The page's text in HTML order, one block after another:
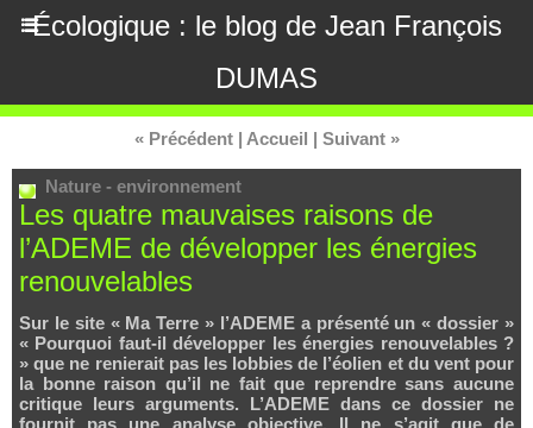
Écologique : le blog de Jean François
DUMAS
« Précédent | Accueil | Suivant »
Nature - environnement
Les quatre mauvaises raisons de
l’ADEME de développer les énergies
renouvelables
Sur le site « Ma Terre » l’ADEME a présenté un « dossier »
« Pourquoi faut-il développer les énergies renouvelables ?
» que ne renierait pas les lobbies de l’éolien et du vent pour
la bonne raison qu’il ne fait que reprendre sans aucune
critique leurs arguments. L’ADEME dans ce dossier ne
fournit pas une analyse objective. Il ne s’agit que de